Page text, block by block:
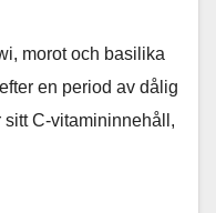
morot och basilika
en period av dålig
sitt C-vitamininnehåll,